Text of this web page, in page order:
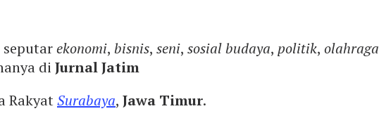
ekonomi, bisnis, seni, sosial budaya, politik, olahraga
di Jurnal Jatim
RakyatSurabaya, Jawa Timur.